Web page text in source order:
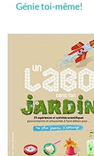
Génie toi-même!